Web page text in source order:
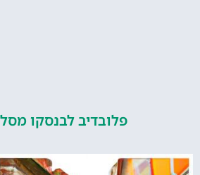
פלובדיב לבנסקו מסלול טיול